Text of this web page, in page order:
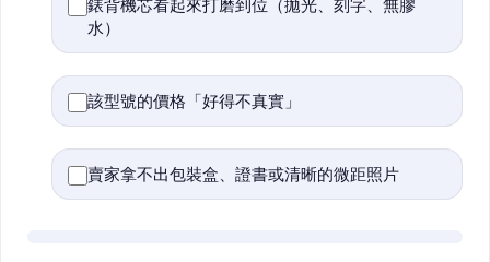
錶背機芯看起來打磨到位（拋光、刻字、無膠
水）
該型號的價格「好得不真實」
賣家拿不出包裝盒、證書或清晰的微距照片